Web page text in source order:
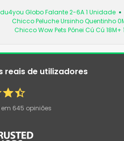
Globo Falante 2-6A 1 Unidade
Chicco Peluche Ursinho Quentinho
Chicco Wow Pets Pónei Cú Cú 18M+
reais de utilizadores
645 opiniões